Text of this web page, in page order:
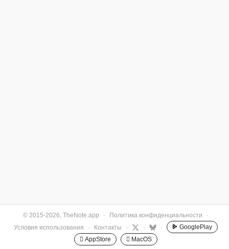
© 2015-2026, TheNote.app · Политика конфиденциальности
·
Условия использования
· Контакты · · ·
GooglePlay
 AppStore
 MacOS